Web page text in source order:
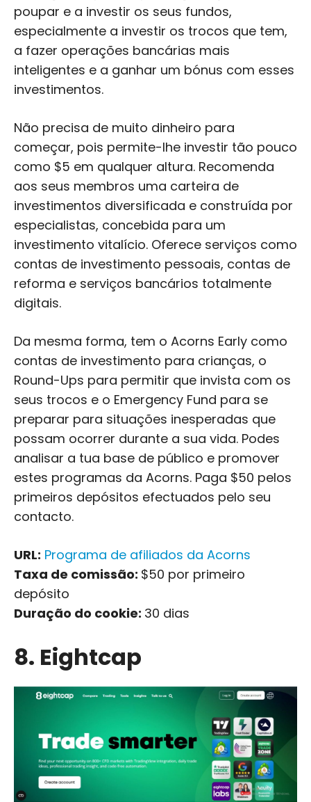
poupar e a investir os seus fundos,
especialmente a investir os trocos que tem,
a fazer operações bancárias mais
inteligentes e a ganhar um bónus com esses
investimentos.
Não precisa de muito dinheiro para
começar, pois permite-lhe investir tão pouco
como $5 em qualquer altura. Recomenda
aos seus membros uma carteira de
investimentos diversificada e construída por
especialistas, concebida para um
investimento vitalício. Oferece serviços como
contas de investimento pessoais, contas de
reforma e serviços bancários totalmente
digitais.
Da mesma forma, tem o Acorns Early como
contas de investimento para crianças, o
Round-Ups para permitir que invista com os
seus trocos e o Emergency Fund para se
preparar para situações inesperadas que
possam ocorrer durante a sua vida. Podes
analisar a tua base de público e promover
estes programas da Acorns. Paga $50 pelos
primeiros depósitos efectuados pelo seu
contacto.
URL: Programa de afiliados da Acorns
Taxa de comissão: $50 por primeiro
depósito
Duração do cookie: 30 dias
8. Eightcap